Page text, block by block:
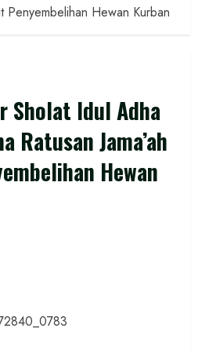
Penyembelihan Hewan Kurban
Sholat Idul Adha
Ratusan Jama’ah
Hewan